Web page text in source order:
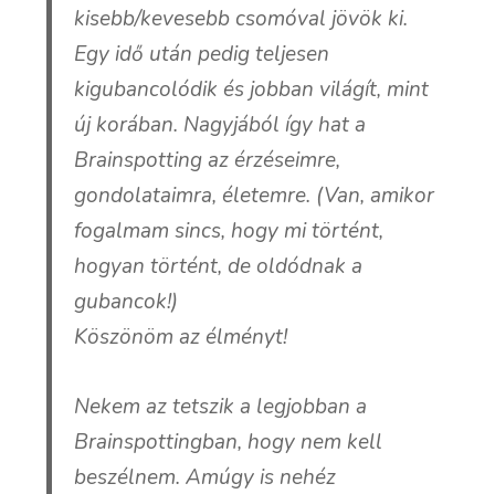
kisebb/kevesebb csomóval jövök ki.
Egy idő után pedig teljesen
kigubancolódik és jobban világít, mint
új korában. Nagyjából így hat a
Brainspotting az érzéseimre,
gondolataimra, életemre. (Van, amikor
fogalmam sincs, hogy mi történt,
hogyan történt, de oldódnak a
gubancok!)
Köszönöm az élményt!
Nekem az tetszik a legjobban a
Brainspottingban, hogy nem kell
beszélnem. Amúgy is nehéz